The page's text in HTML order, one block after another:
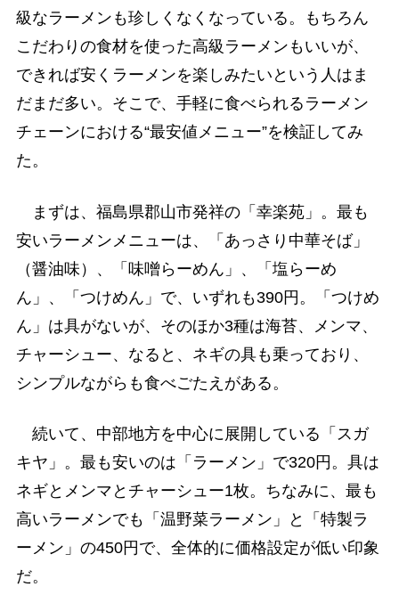
級なラーメンも珍しくなくなっている。もちろん
こだわりの食材を使った高級ラーメンもいいが、
できれば安くラーメンを楽しみたいという人はま
だまだ多い。そこで、手軽に食べられるラーメン
チェーンにおける“最安値メニュー”を検証してみ
た。
まずは、福島県郡山市発祥の「幸楽苑」。最も
安いラーメンメニューは、「あっさり中華そば」
（醤油味）、「味噌らーめん」、「塩らーめ
ん」、「つけめん」で、いずれも390円。「つけめ
ん」は具がないが、そのほか3種は海苔、メンマ、
チャーシュー、なると、ネギの具も乗っており、
シンプルながらも食べごたえがある。
続いて、中部地方を中心に展開している「スガ
キヤ」。最も安いのは「ラーメン」で320円。具は
ネギとメンマとチャーシュー1枚。ちなみに、最も
高いラーメンでも「温野菜ラーメン」と「特製ラ
ーメン」の450円で、全体的に価格設定が低い印象
だ。